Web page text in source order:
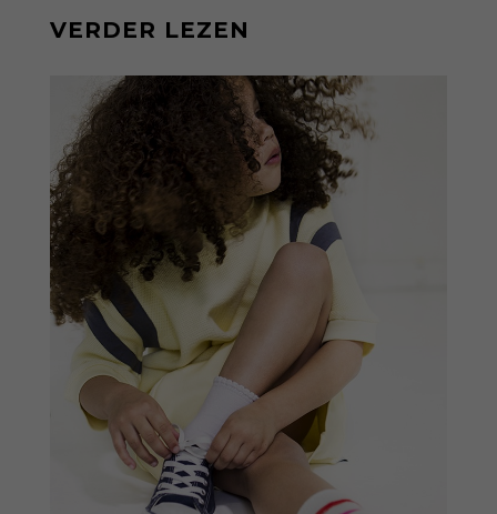
VERDER LEZEN